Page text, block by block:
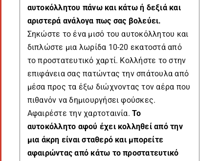
αυτοκόλλητου πάνω και κάτω ή δεξιά και
αριστερά ανάλογα πως σας βολεύει.
Σηκώστε το ένα μισό του αυτοκόλλητου και
διπλώστε μια λωρίδα 10-20 εκατοστά από
το προστατευτικό χαρτί. Κολλήστε το στην
επιφάνεια σας πατώντας την σπάτουλα από
μέσα προς τα έξω διώχνοντας τον αέρα που
πιθανόν να δημιουργήσει φούσκες.
Αφαιρέστε την χαρτοταινία.Το
αυτοκόλλητο αφού έχει κολληθεί από την
μια άκρη είναι σταθερό και μπορείτε
αφαιρώντας από κάτω το προστατευτικό